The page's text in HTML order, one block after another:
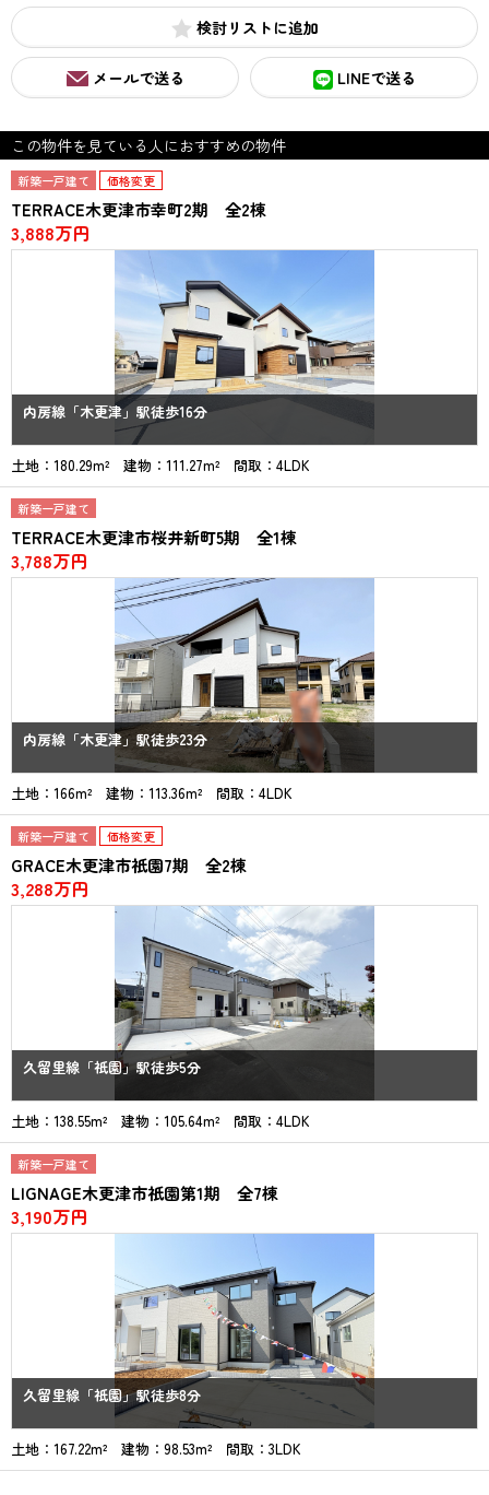
検討リスト
メールで送る LINEで送る
この物件を見ている人におすすめの物件
新築一戸建て 価格変更
TERRACE木更津市幸町2期 全2棟
3,888万円
内房線「木更津」駅徒歩16分
土地：180.29m² 建物：111.27m² 間取：4LDK
新築一戸建て
TERRACE木更津市桜井新町5期 全1棟
3,788万円
内房線「木更津」駅徒歩23分
土地：166m² 建物：113.36m² 間取：4LDK
新築一戸建て 価格変更
GRACE木更津市祇園7期 全2棟
3,288万円
久留里線「祇園」駅徒歩5分
土地：138.55m² 建物：105.64m² 間取：4LDK
新築一戸建て
LIGNAGE木更津市祇園第1期 全7棟
3,190万円
久留里線「祇園」駅徒歩8分
土地：167.22m² 建物：98.53m² 間取：3LDK